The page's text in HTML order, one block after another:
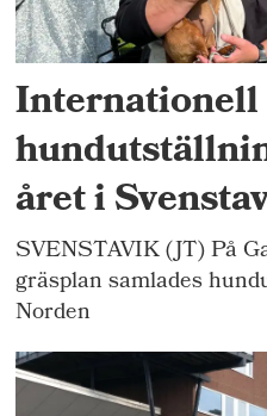
Internationell
året i
SVENSTAVIK (JT) På
gräsplan samlades
Norden